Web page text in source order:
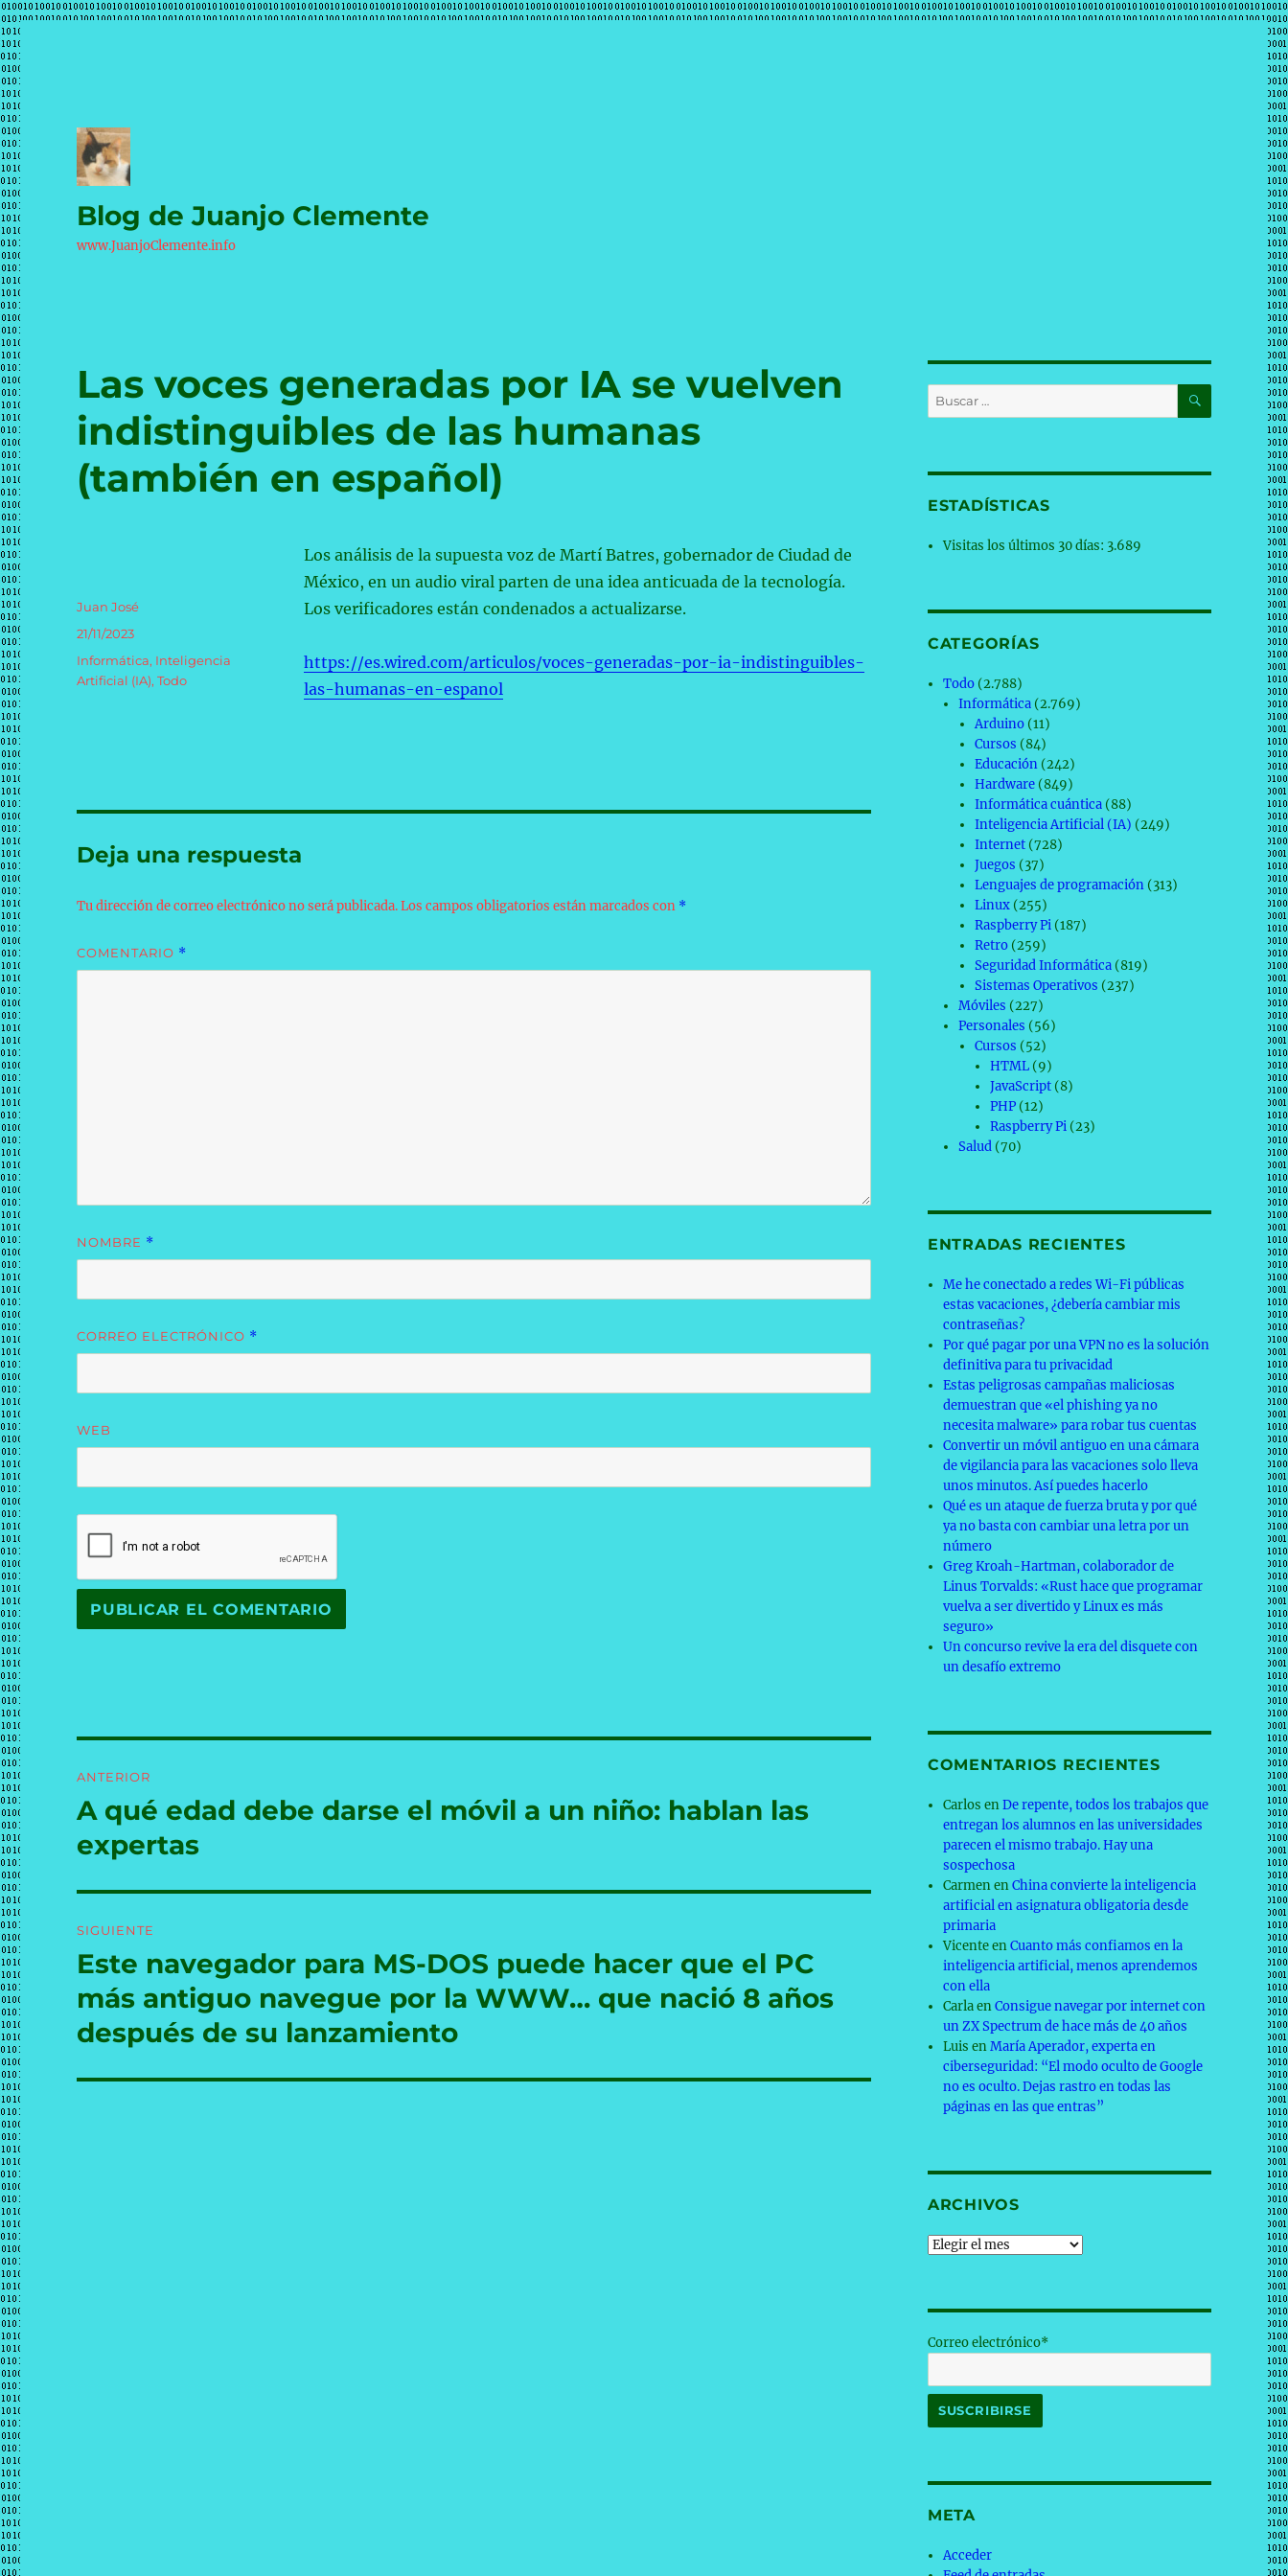
Blog de Juanjo Clemente
www.JuanjoClemente.info
Las voces generadas por IA se vuelven
indistinguibles de las humanas
(también en español)
Los análisis de la supuesta voz de Martí Batres, gobernador de Ciudad de
México, en un audio viral parten de una idea anticuada de la tecnología.
Los verificadores están condenados a actualizarse.
https://es.wired.com/articulos/voces-generadas-por-ia-indistinguibles-
las-humanas-en-espanol
Autor
Juan José
Publicado
21/11/2023
Categorías
Informática, Inteligencia
Artificial (IA),Todo
Deja una respuesta
Tu dirección de correo electrónico no será publicada.Los campos obligatorios están marcados con *
COMENTARIO *
NOMBRE *
CORREO ELECTRÓNICO *
WEB
de
entradas
ANTERIOR
Entrada
A qué edad debe darse el móvil a un niño: hablan las
expertas
SIGUIENTE
Entrada
siguiente:
Este navegador para MS-DOS puede hacer que el PC
más antiguo navegue por la WWW… que nació 8 años
después de su lanzamiento
Buscar
por:
BUSCAR
ESTADÍSTICAS
Visitas los últimos 30 días: 3.689
CATEGORÍAS
Todo (2.788)
Informática (2.769)
Arduino(11)
Cursos (84)
Educación(242)
Hardware(849)
Informática cuántica(88)
Inteligencia Artificial (IA) (249)
Internet(728)
Juegos (37)
Lenguajes de programación(313)
Linux(255)
Raspberry Pi(187)
Retro(259)
Seguridad Informática(819)
Sistemas Operativos (237)
Móviles (227)
Personales (56)
Cursos (52)
HTML(9)
JavaScript(8)
PHP(12)
Raspberry Pi(23)
Salud (70)
ENTRADAS RECIENTES
Me he conectado a redes Wi-Fi públicas
estas vacaciones, ¿debería cambiar mis
contraseñas?
Por qué pagar por una VPN no es la solución
definitiva para tu privacidad
Estas peligrosas campañas maliciosas
demuestran que «el phishing ya no
necesita malware» para robar tus cuentas
Convertir un móvil antiguo en una cámara
de vigilancia para las vacaciones solo lleva
unos minutos. Así puedes hacerlo
Qué es un ataque de fuerza bruta y por qué
ya no basta con cambiar una letra por un
número
Greg Kroah-Hartman, colaborador de
Linus Torvalds: «Rust hace que programar
vuelva a ser divertido y Linux es más
seguro»
Un concurso revive la era del disquete con
un desafío extremo
COMENTARIOS RECIENTES
Carlos enDe repente, todos los trabajos que
entregan los alumnos en las universidades
parecen el mismo trabajo. Hay una
sospechosa
CarmenenChina convierte la inteligencia
artificial en asignatura obligatoria desde
primaria
VicenteenCuanto más confiamos en la
inteligencia artificial, menos aprendemos
con ella
CarlaenConsigue navegar por internet con
un ZX Spectrum de hace más de 40 años
Luis enMaría Aperador, experta en
ciberseguridad: “El modo oculto de Google
no es oculto. Dejas rastro en todas las
páginas en las que entras”
ARCHIVOS
Archivos
Correo electrónico*
META
Acceder